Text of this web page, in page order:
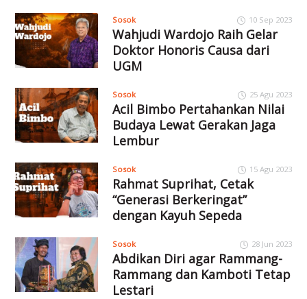
Sosok 10 Sep 2023
Wahjudi Wardojo Raih Gelar
Doktor Honoris Causa dari
UGM
Sosok 25 Agu 2023
Acil Bimbo Pertahankan Nilai
Budaya Lewat Gerakan Jaga
Lembur
Sosok 15 Agu 2023
Rahmat Suprihat, Cetak
“Generasi Berkeringat”
dengan Kayuh Sepeda
Sosok 28 Jun 2023
Abdikan Diri agar Rammang-
Rammang dan Kamboti Tetap
Lestari